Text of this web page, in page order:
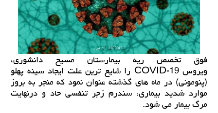
فوق تخصص ریه بیمارستان مسیح دانشوری،
ویروس COVID-19 را شایع ترین علت ایجاد سینه پهلو
(پنومونی) در ماه های گذشته عنوان نمود كه منجر به بروز
موارد شدید بیماری، سندرم زجر تنفسی حاد و درنهایت
مرگ بیمار می شود.